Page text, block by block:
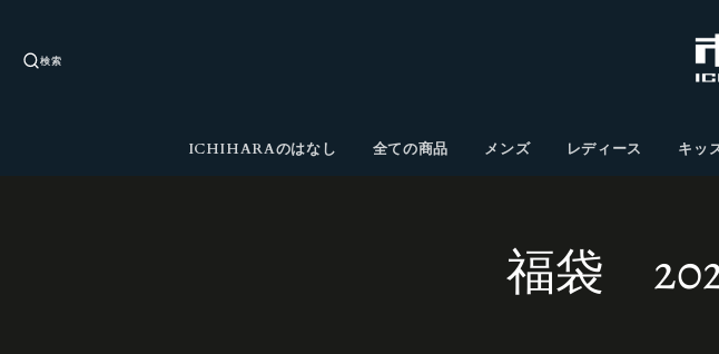
検索
ICHIHARAのはなし 全ての商品 メンズ レディース キッ
コ
福袋